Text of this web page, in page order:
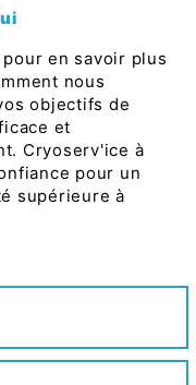
en savoir plus
nous
objectifs de
et
Cryoserv'ice à
pour un
supérieure à